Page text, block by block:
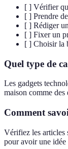
[ ] Vérifier
[ ] Prendre
[ ] Rédiger
[ ] Fixer un
[ ] Choisir la
Quel type de
Les gadgets
maison comme des
Comment
Vérifiez les articles
pour avoir une